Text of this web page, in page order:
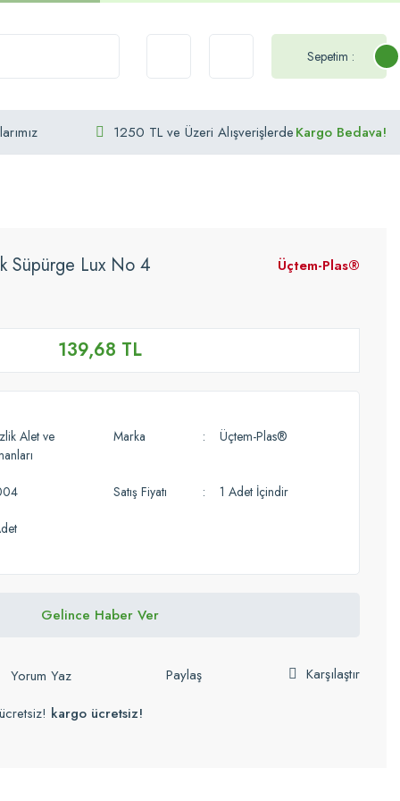
Sepetim :
1250 TL ve Üzeri AlışverişlerdeKargo Bedava!
Süpürge Lux No 4 Üçtem-Plas®
139,68 TL
Alet ve
Marka Üçtem-Plas®
Satış Fiyatı 1 Adet İçindir
Gelince Haber Ver
Yorum Yaz Paylaş
Karşılaştır
kargo ücretsiz!